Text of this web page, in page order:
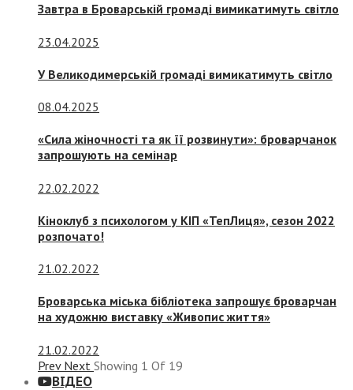
Завтра в Броварській громаді вимикатимуть світло
23.04.2025
У Великодимерській громаді вимикатимуть світло
08.04.2025
«Сила жіночності та як її розвинути»: броварчанок
запрошують на семінар
22.02.2022
Кіноклуб з психологом у КІП «ТепЛиця», сезон 2022
розпочато!
21.02.2022
Броварська міська бібліотека запрошує броварчан
на художню виставку «Живопис життя»
21.02.2022
Prev Next Showing 1 Of 19
ВІДЕО